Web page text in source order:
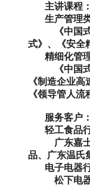
主讲课程：
生产管理
《中国
式》、《安全
精细化管
《中国式
《制造企业
《领导管人
服务客户：
轻工食品
广东嘉
品、广东温氏
电子电器
松下电